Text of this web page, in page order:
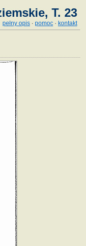
T. 23
pełny opis · pomoc · kontakt